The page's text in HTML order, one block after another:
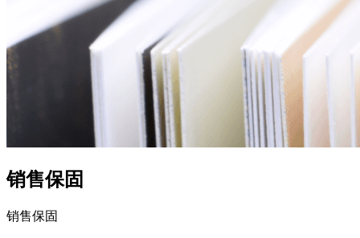
销售保固
销售保固